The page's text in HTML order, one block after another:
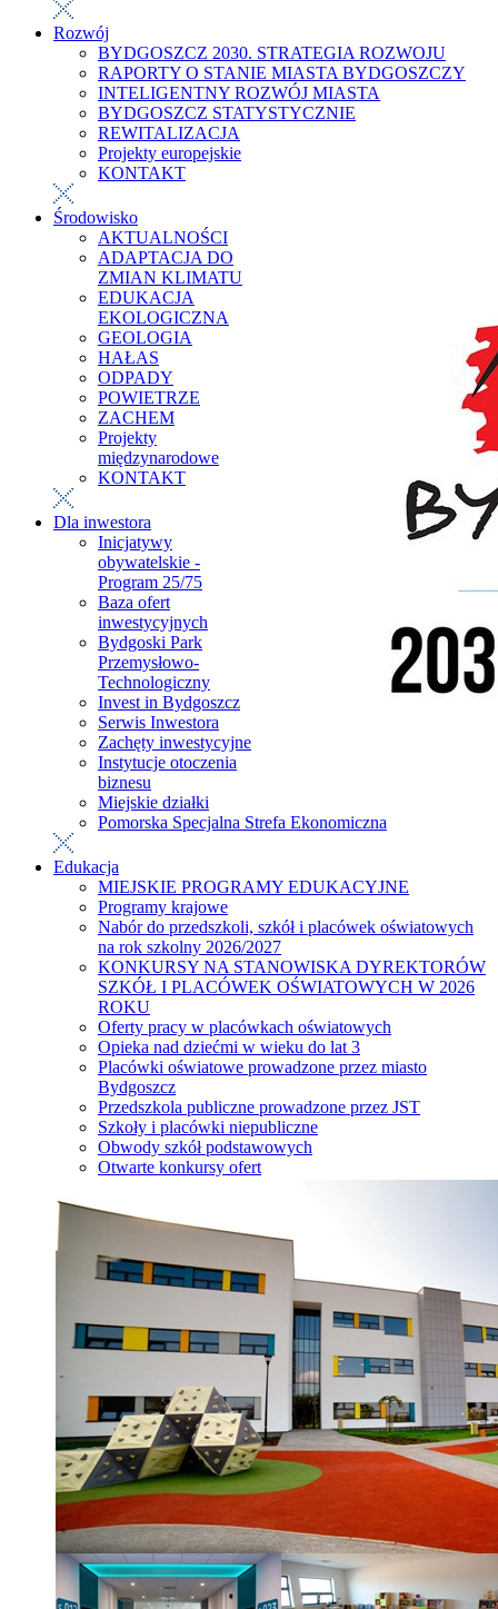
Rozwój
BYDGOSZCZ 2030. STRATEGIA ROZWOJU
RAPORTY O STANIE MIASTA BYDGOSZCZY
INTELIGENTNY ROZWÓJ MIASTA
BYDGOSZCZ STATYSTYCZNIE
REWITALIZACJA
Projekty europejskie
KONTAKT
Środowisko
AKTUALNOŚCI
ADAPTACJA DO
ZMIAN KLIMATU
EDUKACJA
EKOLOGICZNA
GEOLOGIA
HAŁAS
ODPADY
POWIETRZE
ZACHEM
Projekty
międzynarodowe
KONTAKT
Dla inwestora
Inicjatywy
obywatelskie -
Program 25/75
Baza ofert
inwestycyjnych
Bydgoski Park
Przemysłowo-
Technologiczny
Invest in Bydgoszcz
Serwis Inwestora
Zachęty inwestycyjne
Instytucje otoczenia
biznesu
Miejskie działki
Pomorska Specjalna Strefa Ekonomiczna
Edukacja
MIEJSKIE PROGRAMY EDUKACYJNE
Programy krajowe
Nabór do przedszkoli, szkół i placówek oświatowych
na rok szkolny 2026/2027
KONKURSY NA STANOWISKA DYREKTORÓW
SZKÓŁ I PLACÓWEK OŚWIATOWYCH W 2026
ROKU
Oferty pracy w placówkach oświatowych
Opieka nad dziećmi w wieku do lat 3
Placówki oświatowe prowadzone przez miasto
Bydgoszcz
Przedszkola publiczne prowadzone przez JST
Szkoły i placówki niepubliczne
Obwody szkół podstawowych
Otwarte konkursy ofert